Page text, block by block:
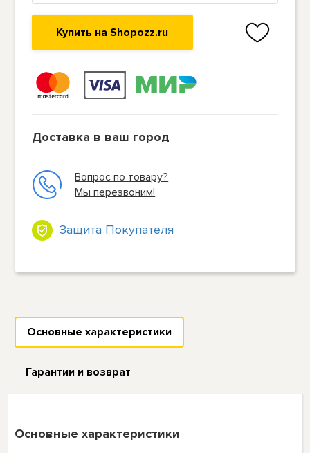
Купить на Shopozz.ru
Доставка в ваш город
Вопрос по товару?
Мы перезвоним!
Защита Покупателя
Основные характеристики
Гарантии и возврат
Основные характеристики